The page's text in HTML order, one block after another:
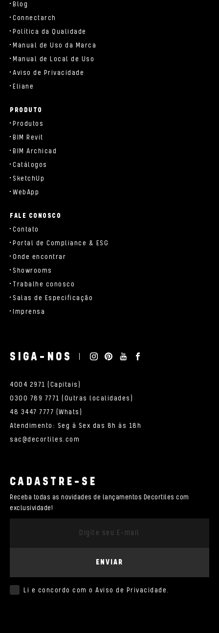
Blog
Connectarch
Política da Qualidade
Manual de Uso da Marca
Manual de Local de Uso
Aviso de Privacidade
Eliane
PRODUTO
Produtos
BIM Revit
BIM Archicad
Catálogos
SketchUp
WebApp
FALE CONOSCO
Contato
Portal de Compliance & ESG
Onde encontrar
Showrooms
Trabalhe conosco
Salas de Especificação
Imprensa
SIGA-NOS
4004 2971 (Capitais)
0300 789 7771 (Outras localidades)
48 3447 7777 (Whats)
Atendimento: Seg à Sex das 8h às 18h
sac@decortiles.com
CADASTRE-SE
Receba todas as novidades de lançamentos Decortiles com
exclusividade!
ENVIAR
Li e concordo com o Aviso de Privacidade.